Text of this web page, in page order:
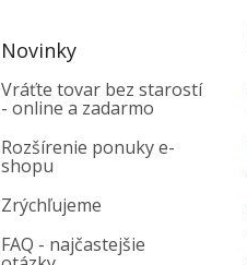
Novinky
Vráťte tovar bez starostí
- online a zadarmo
Rozšírenie ponuky e-
shopu
Zrýchľujeme
FAQ - najčastejšie